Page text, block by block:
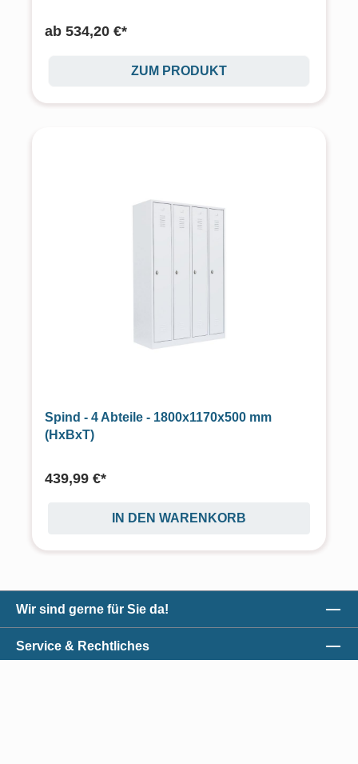
ab 534,20 €*
ZUM PRODUKT
Spind - 4 Abteile - 1800x1170x500 mm
(HxBxT)
439,99 €*
IN DEN WARENKORB
Wir sind gerne für Sie da!
Service & Rechtliches